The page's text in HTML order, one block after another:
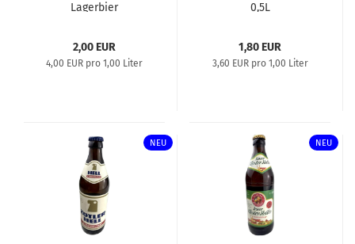
Lagerbier
2,00 EUR
4,00 EUR pro 1,00 Liter
0,5L
1,80 EUR
3,60 EUR pro 1,00 Liter
NEU NEU